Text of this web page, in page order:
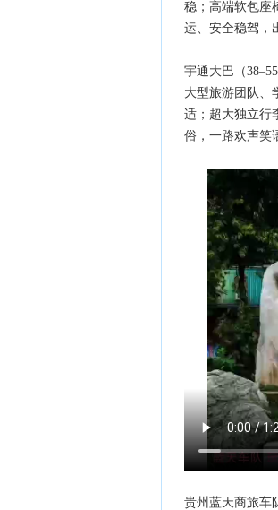
稳；高端软包座
运、安全稳驾，
宇通大巴（
大型旅游团队、
适；超大独立行
俗，一路欢声笑
贵州蓝天商旅车